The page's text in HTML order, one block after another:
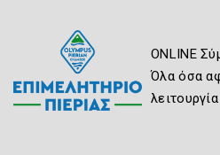
ONLINE
Όλα όσα